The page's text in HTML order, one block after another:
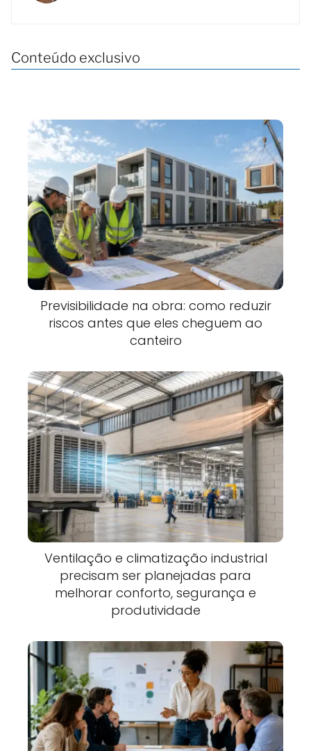
Conteúdo exclusivo
Previsibilidade na obra: como reduzir
riscos antes que eles cheguem ao
canteiro
Ventilação e climatização industrial
precisam ser planejadas para
melhorar conforto, segurança e
produtividade